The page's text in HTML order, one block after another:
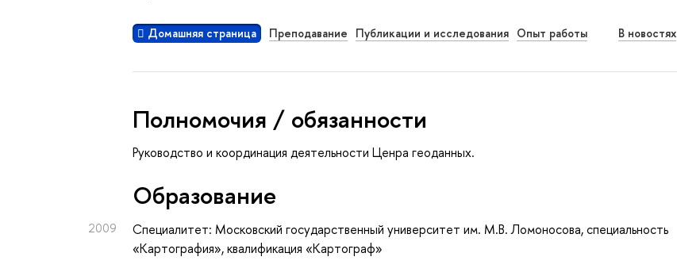
Домашняя страница Преподавание Публикации и исследования Опыт работы В новостях
Полномочия / обязанности
Руководство и координация деятельности Ценра геоданных.
Oбразование
2009
Специалитет: Московский государственный университет им. М.В. Ломоносова, специальность
«Картография», квалификация «Картограф»